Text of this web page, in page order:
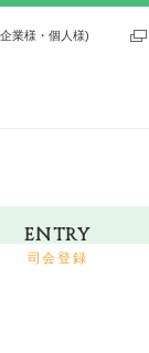
業様・個人様)
ENTRY
司会登録